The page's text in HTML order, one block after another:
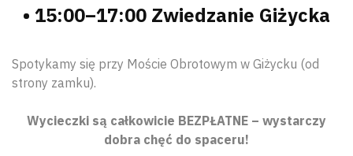
• 15:00–17:00 Zwiedzanie Giżycka
Spotykamy się przy Moście Obrotowym w Giżycku (od
strony zamku).
Wycieczki są całkowicie BEZPŁATNE – wystarczy
dobra chęć do spaceru!